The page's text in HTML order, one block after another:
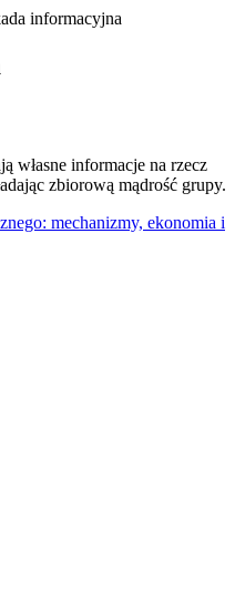
informacyjna
własne informacje na rzecz
zbiorową mądrość grupy.
mechanizmy, ekonomia i